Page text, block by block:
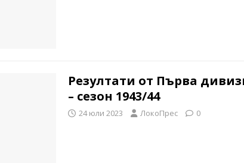
Резултати от Първа
– сезон 1943/44
24 юли 2023 ЛокоПрес 0